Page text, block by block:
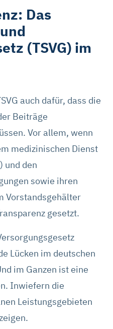
Das
(TSVG) im
auch dafür, dass die
Beiträge
Vor allem, wenn
medizinischen Dienst
und den
sowie ihren
Vorstandsgehälter
gesetzt.
Lücken im deutschen
im Ganzen ist eine
Inwiefern die
Leistungsgebieten